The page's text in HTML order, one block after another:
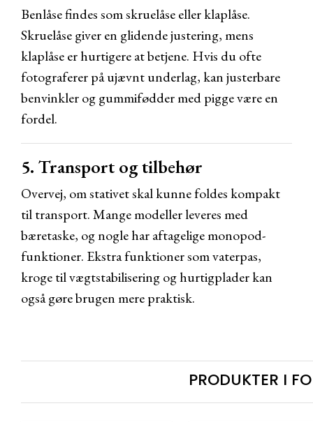
Benlåse findes som skruelåse eller klaplåse.
Skruelåse giver en glidende justering, mens
klaplåse er hurtigere at betjene. Hvis du ofte
fotograferer på ujævnt underlag, kan justerbare
benvinkler og gummifødder med pigge være en
fordel.
5. Transport og tilbehør
Overvej, om stativet skal kunne foldes kompakt
til transport. Mange modeller leveres med
bæretaske, og nogle har aftagelige monopod-
funktioner. Ekstra funktioner som vaterpas,
kroge til vægtstabilisering og hurtigplader kan
også gøre brugen mere praktisk.
PRODUKTER I